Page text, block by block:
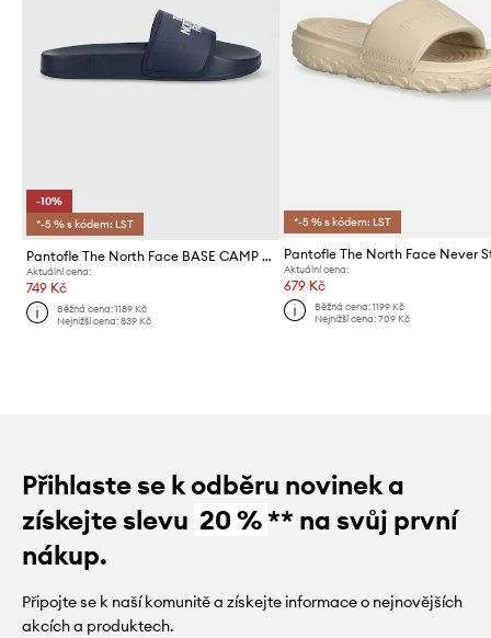
-10%
*-5 % s kódem: LST
Pantofle The North Face BASE CAMP SLIDE III
Aktuální cena:
749 Kč
Běžná cena:1189 Kč
Nejnižší cena:839 Kč
*-5 % s kódem: LST
Aktuální cena:
679 Kč
Běžná cena: 1199 Kč
Nejnižší cena: 709 Kč
Přihlaste se k odběru novinek a
získejte slevu 20 %** na svůj první
nákup.
Připojte se k naší komunitě a získejte informace o nejnovějších
akcích a produktech.